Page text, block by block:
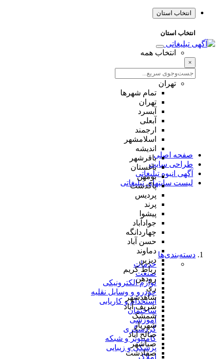
انتخاب استان
انتخاب استان
انتخاب همه
×
تهران
تمام شهر‌ها
تهران
آبسرد
آبعلی
ارجمند
اسلامشهر
اندیشه
باقرشهر
باغستان
بومهن
پاکدشت
پردیس
پرند
پیشوا
جوادآباد
چهاردانگه
حسن آباد
دماوند
دیزین
رباط کریم
رودهن
ری
شاهدشهر
شریف آباد
شمشک
شهریار
صالح آباد
صباشهر
صفادشت
صفحه اصلی
طراحی سایت
آگهی انبوه تبلیغاتی
لیست سایتهای تبلیغاتی
دسته‌بندی‌ها
خدمات
صنعت
لوازم الکترونیکی
خودرو و وسایل نقلیه
استخدام و کاریابی
ساختمان
آموزشی
گردشگری
کامپیوتر و شبکه
پزشکی و زیبایی
املاک